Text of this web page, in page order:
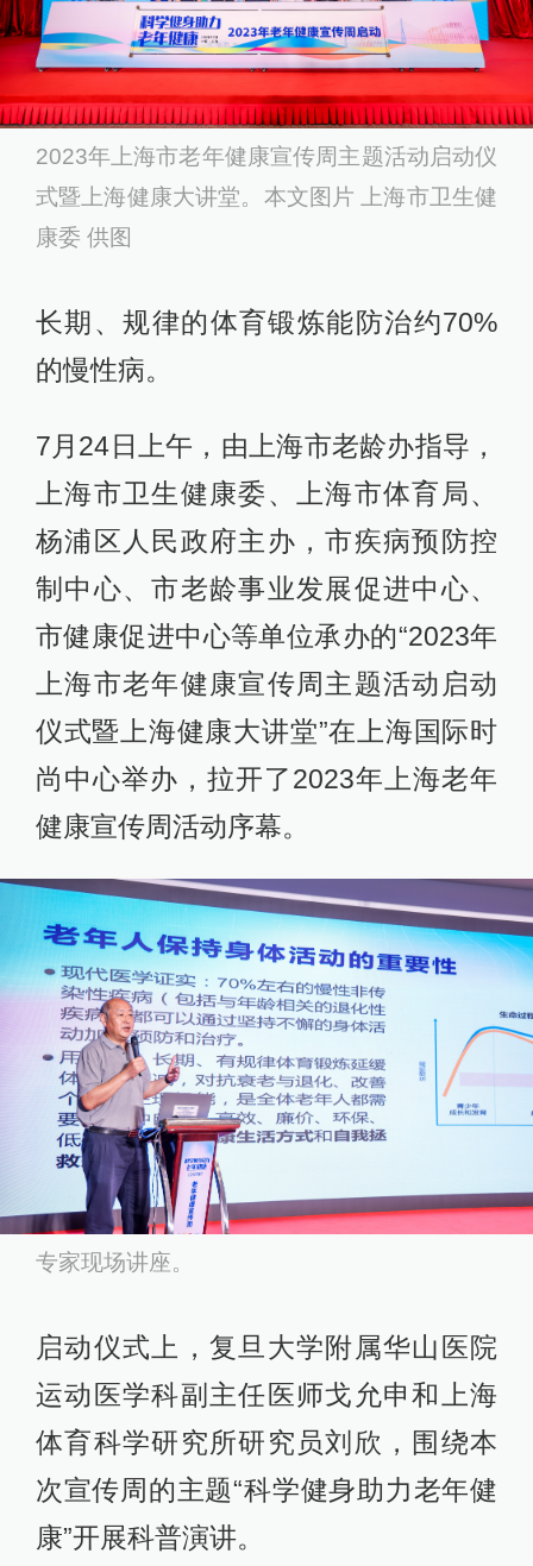
2023年上海市老年健康宣传周主题活动启动仪
式暨上海健康大讲堂。本文图片 上海市卫生健
康委 供图
长期、规律的体育锻炼能防治约70%
的慢性病。
7月24日上午，由上海市老龄办指导，
上海市卫生健康委、上海市体育局、
杨浦区人民政府主办，市疾病预防控
制中心、市老龄事业发展促进中心、
市健康促进中心等单位承办的“2023年
上海市老年健康宣传周主题活动启动
仪式暨上海健康大讲堂”在上海国际时
尚中心举办，拉开了2023年上海老年
健康宣传周活动序幕。
专家现场讲座。
启动仪式上，复旦大学附属华山医院
运动医学科副主任医师戈允申和上海
体育科学研究所研究员刘欣，围绕本
次宣传周的主题“科学健身助力老年健
康”开展科普演讲。